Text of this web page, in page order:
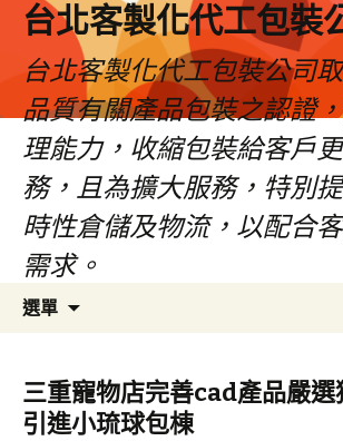
台北客製化代工包裝
台北客製化代工包裝公司
品質有關產品包裝之認證
理能力，收縮包裝給客戶
務，且為擴大服務，特別
時性倉儲及物流，以配合
需求。
選單
容
區
三重寵物店完善cad產品嚴選
引進小琉球包棟